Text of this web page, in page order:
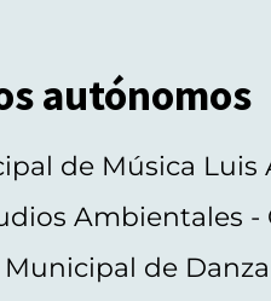
autónomos
de Música Luis
Ambientales -
de